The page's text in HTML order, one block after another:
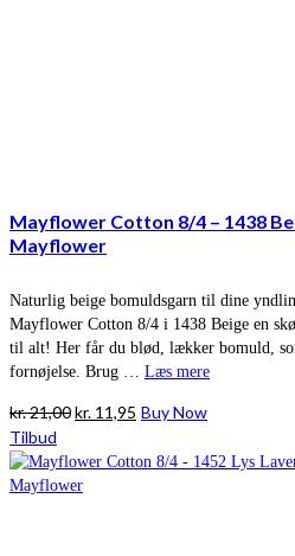
Mayflower Cotton 8/4 – 1438
Mayflower
Naturlig beige bomuldsgarn til dine
Mayflower Cotton 8/4 i 1438 Beige en
til alt! Her får du blød, lækker bomuld,
fornøjelse. Brug … Læs mere
kr.21,00Den
pris
var:
kr. 11,95 Den
pris
Buy Now
Tilbud